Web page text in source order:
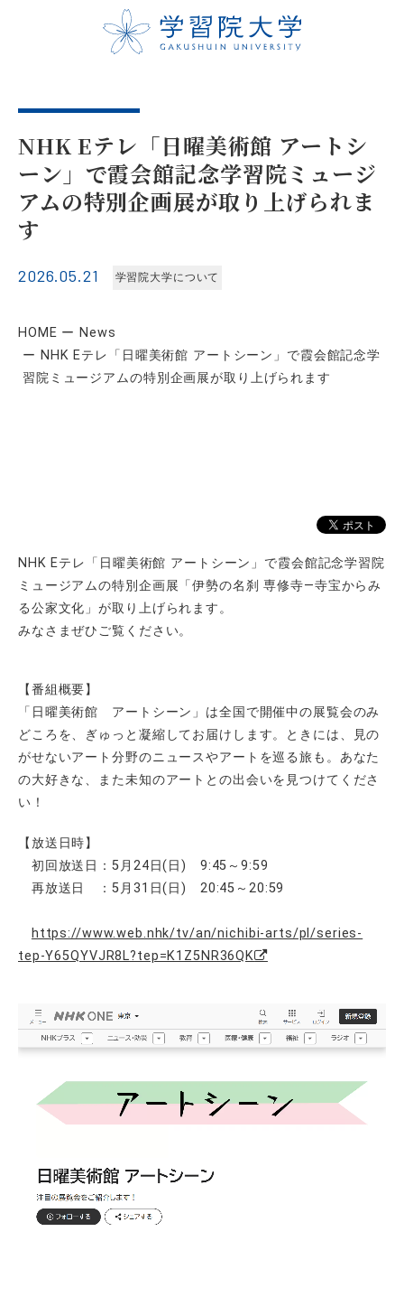
NHK Eテレ「日曜美術館 アートシ
ーン」で霞会館記念学習院ミュージ
アムの特別企画展が取り上げられま
す
2026.05.21 学習院大学について
HOME
News
NHK Eテレ「日曜美術館 アートシーン」で霞会館記念学
習院ミュージアムの特別企画展が取り上げられます
NHK Eテレ「日曜美術館 アートシーン」で霞会館記念学習院
ミュージアムの特別企画展「伊勢の名刹 専修寺―寺宝からみ
る公家文化」が取り上げられます。
みなさまぜひご覧ください。
【番組概要】
「日曜美術館 アートシーン」は全国で開催中の展覧会のみ
どころを、ぎゅっと凝縮してお届けします。ときには、見の
がせないアート分野のニュースやアートを巡る旅も。あなた
の大好きな、また未知のアートとの出会いを見つけてくださ
い！
【放送日時】
初回放送日：5月24日(日) 9:45～9:59
再放送日 ：5月31日(日) 20:45～20:59
https://www.web.nhk/tv/an/nichibi-arts/pl/series-
tep-Y65QYVJR8L?tep=K1Z5NR36QK